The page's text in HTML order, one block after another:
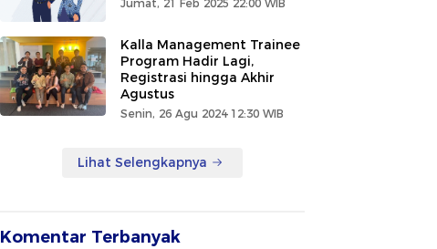
Jumat, 21 Feb 2025 22:00 WIB
Kalla Management Trainee
Program Hadir Lagi,
Registrasi hingga Akhir
Agustus
Senin, 26 Agu 2024 12:30 WIB
Lihat Selengkapnya
Komentar Terbanyak